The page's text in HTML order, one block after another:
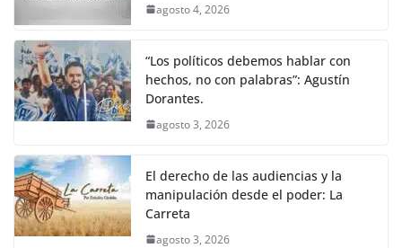
agosto 4, 2026
“Los políticos debemos hablar con
hechos, no con palabras”: Agustín
Dorantes.
agosto 3, 2026
El derecho de las audiencias y la
manipulación desde el poder: La
Carreta
agosto 3, 2026